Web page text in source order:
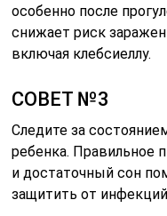
особенно после
снижает риск
включая клебсиеллу.
СОВЕТ №3
Следите за
ребенка. Правильное
и достаточный сон
защитить от